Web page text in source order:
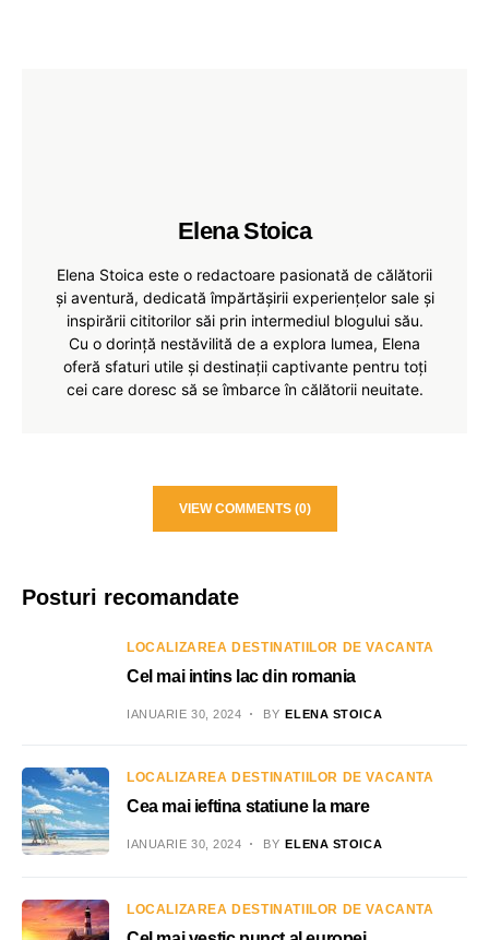
Elena Stoica
Elena Stoica este o redactoare pasionată de călătorii
și aventură, dedicată împărtășirii experiențelor sale și
inspirării cititorilor săi prin intermediul blogului său.
Cu o dorință nestăvilită de a explora lumea, Elena
oferă sfaturi utile și destinații captivante pentru toți
cei care doresc să se îmbarce în călătorii neuitate.
VIEW COMMENTS (0)
Posturi recomandate
LOCALIZAREA DESTINATIILOR DE VACANTA
Cel mai intins lac din romania
IANUARIE 30, 2024 BY ELENA STOICA
LOCALIZAREA DESTINATIILOR DE VACANTA
Cea mai ieftina statiune la mare
IANUARIE 30, 2024 BY ELENA STOICA
LOCALIZAREA DESTINATIILOR DE VACANTA